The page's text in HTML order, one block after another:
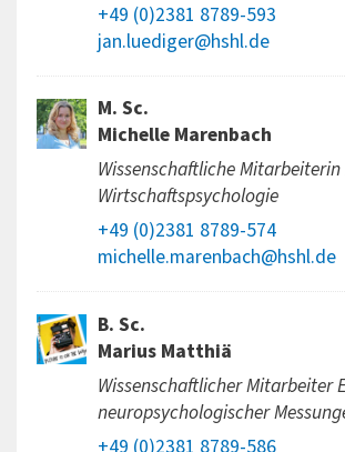
+49 (0)2381 8789-593
jan.luediger@hshl.de
M. Sc.
Michelle Marenbach
Wissenschaftliche
Wirtschaftspsychologie
+49 (0)2381 8789-574
michelle.marenbach@hshl.de
B. Sc.
Marius Matthiä
Wissenschaftlicher Mitarbeiter
neuropsychologischer